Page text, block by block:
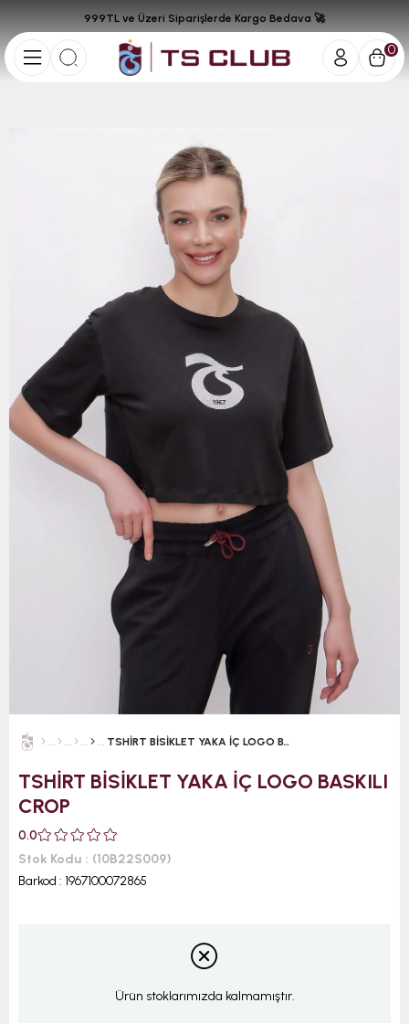
0
999TL ve Üzeri Siparişlerde Kargo Bedava 🚀
TSHİRT BİSİKLET YAKA İÇ LOGO BASKILI CROP
TSHİRT BİSİKLET YAKA İÇ LOGO BASKILI
CROP
0.0
Stok Kodu
(10B22S009)
Barkod : 1967100072865
Ürün stoklarımızda kalmamıştır.